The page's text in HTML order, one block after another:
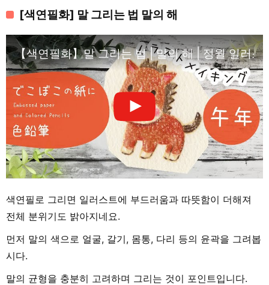
[색연필화] 말 그리는 법 말의 해
【색연필화】말 그리는 법 | 말의 해 | 정월 일러스
색연필로 그리면 일러스트에 부드러움과 따뜻함이 더해져
전체 분위기도 밝아지네요.
먼저 말의 색으로 얼굴, 갈기, 몸통, 다리 등의 윤곽을 그려봅
시다.
말의 균형을 충분히 고려하며 그리는 것이 포인트입니다.